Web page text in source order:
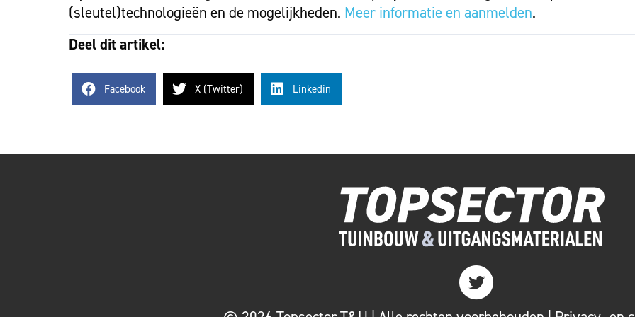
(sleutel)technologieën en de mogelijkheden. Meer informatie en aanmelden.
Deel dit artikel:
Facebook X (Twitter) Linkedin
Twitter